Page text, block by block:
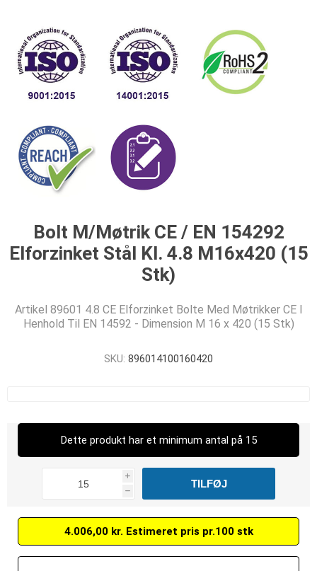
Bolt M/Møtrik CE / EN 154292
Elforzinket Stål Kl. 4.8 M16x420 (15
Stk)
Artikel 89601 4.8 CE Elforzinket Bolte Med Møtrikker CE I
Henhold Til EN 14592 - Dimension M 16 x 420 (15 Stk)
SKU: 896014100160420
Dette produkt har et minimum antal på 15
i
h
4.006,00 kr. Estimeret pris pr.100 stk